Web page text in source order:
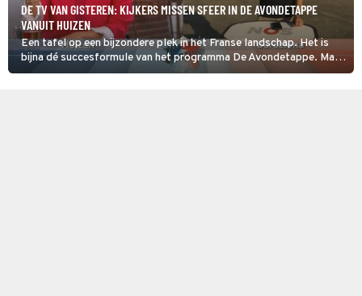
DE TV VAN GISTEREN: KIJKERS MISSEN SFEER IN DE AVONDETAPPE
VANUIT HUIZEN
Een tafel op een bijzondere plek in het Franse landschap. Het is
bijna dé succesformule van het programma De Avondetappe. Maar
wat zagen de 874.000 kijkers zondagavond? De opnames waren